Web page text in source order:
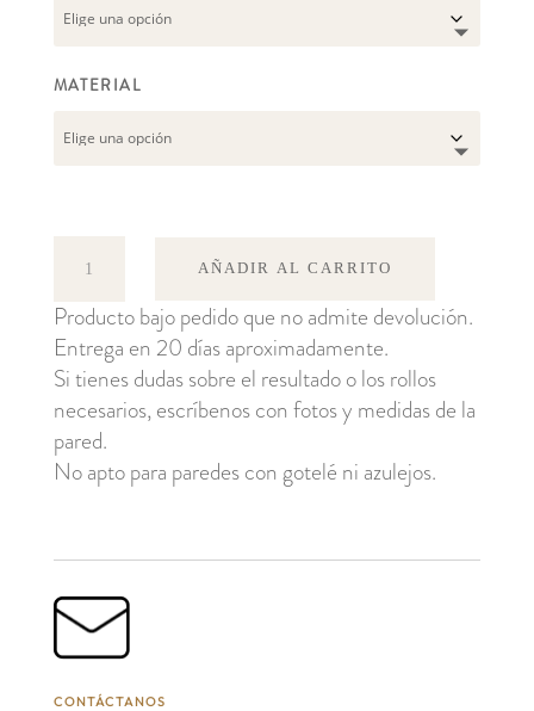
MATERIAL
cantidad
AÑADIR AL CARRITO
Producto bajo pedido que no admite devolución.
Entrega en 20 días aproximadamente.
Si tienes dudas sobre el resultado o los rollos
necesarios, escríbenos con fotos y medidas de la
pared.
No apto para paredes con gotelé ni azulejos.
CONTÁCTANOS